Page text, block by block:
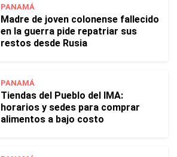
PANAMÁ
Madre de joven colonense fallecido
en la guerra pide repatriar sus
restos desde Rusia
PANAMÁ
Tiendas del Pueblo del IMA:
horarios y sedes para comprar
alimentos a bajo costo